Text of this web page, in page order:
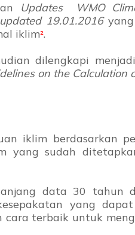
Updates WMO
19.01.2016yang
iklim².
dilengkapi
on the Calculation
iklim berdasarkan
yang sudah
data 30 tahun
yang
cara terbaik untuk